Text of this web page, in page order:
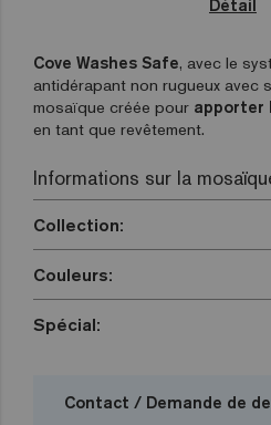
Détail
Cove Washes Safe, avec le
antidérapant non rugueux avec
mosaïque créée pour apporter
en tant que revêtement.
Informations sur la
Collection:
Couleurs:
Spécial:
Contact / Demande de